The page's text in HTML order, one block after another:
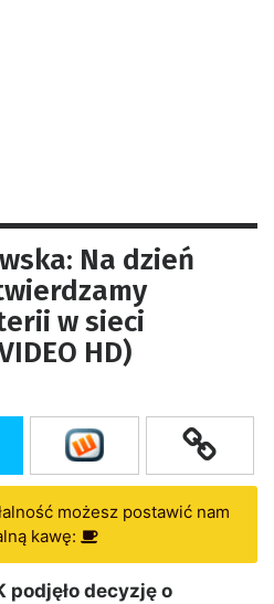
Na dzień
w sieci
HD)
możesz postawić nam
kawę:
podjęło decyzję o